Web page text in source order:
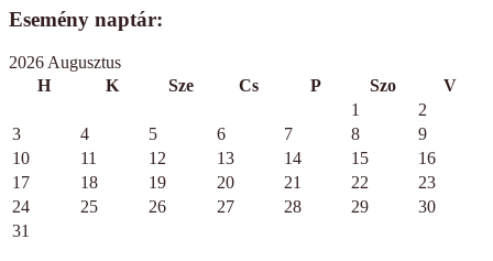
Esemény naptár:
2026 Augusztus
H
K Sze Cs P Szo
V
1
2
3
4 5 6 7 8
9
10
11 12 13 14 15
16
17
18 19 20 21 22
23
24
25 26 27 28 29
30
31